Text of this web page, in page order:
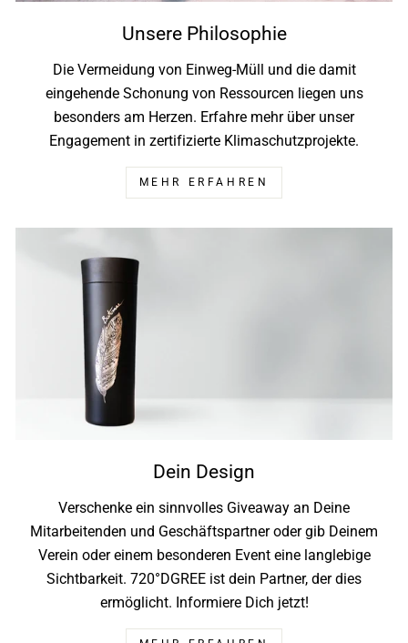
Unsere Philosophie
Die Vermeidung von Einweg-Müll und die damit
eingehende Schonung von Ressourcen liegen uns
besonders am Herzen. Erfahre mehr über unser
Engagement in zertifizierte Klimaschutzprojekte.
MEHR ERFAHREN
Dein Design
Verschenke ein sinnvolles Giveaway an Deine
Mitarbeitenden und Geschäftspartner oder gib Deinem
Verein oder einem besonderen Event eine langlebige
Sichtbarkeit. 720°DGREE ist dein Partner, der dies
ermöglicht. Informiere Dich jetzt!